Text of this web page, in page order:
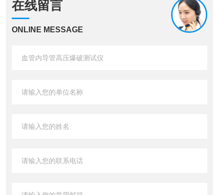
在线留言
ONLINE MESSAGE